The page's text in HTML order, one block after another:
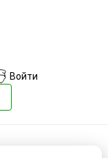
Войти